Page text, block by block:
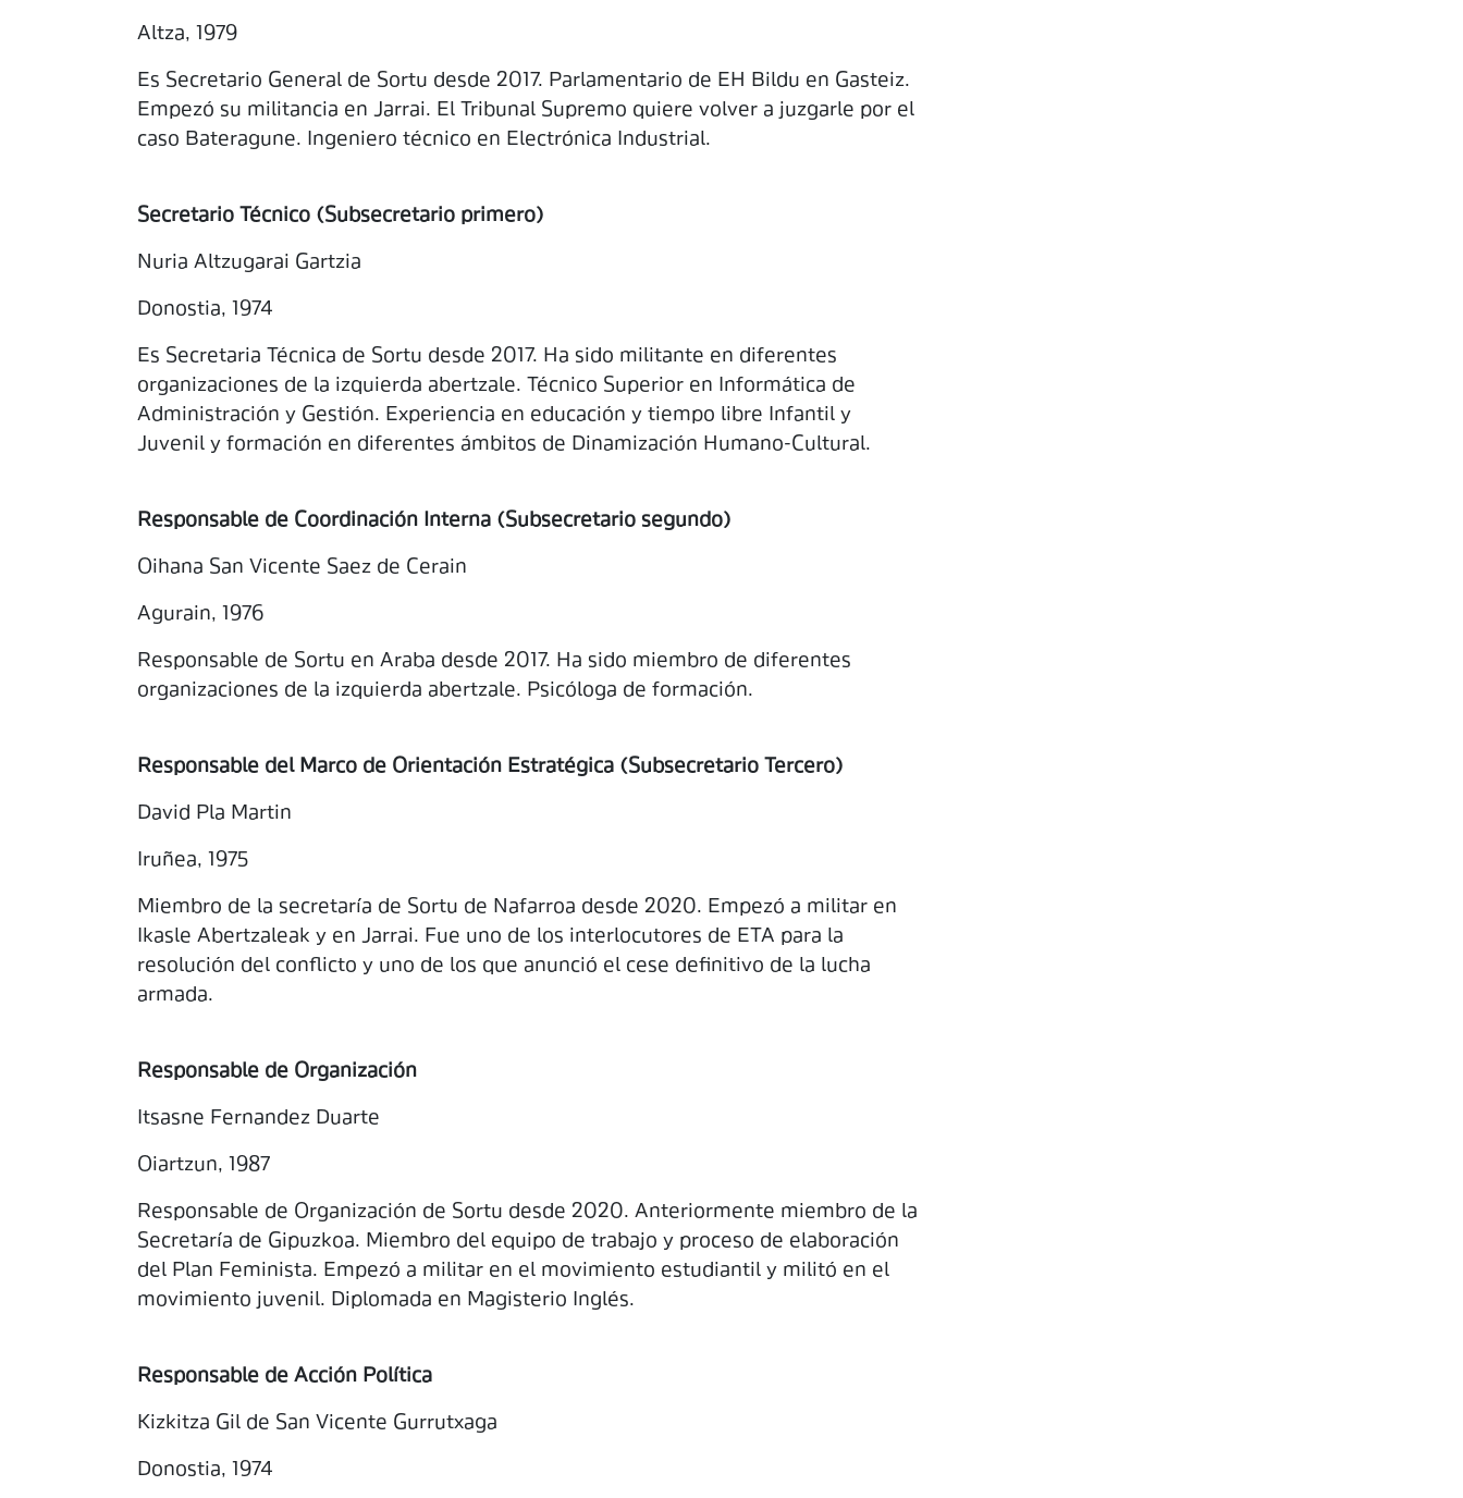
Altza, 1979
Es Secretario General de Sortu desde 2017. Parlamentario de EH Bildu en Gasteiz.
Empezó su militancia en Jarrai. El Tribunal Supremo quiere volver a juzgarle por el
caso Bateragune. Ingeniero técnico en Electrónica Industrial.
Secretario Técnico (Subsecretario primero)
Nuria Altzugarai Gartzia
Donostia, 1974
Es Secretaria Técnica de Sortu desde 2017. Ha sido militante en diferentes
organizaciones de la izquierda abertzale. Técnico Superior en Informática de
Administración y Gestión. Experiencia en educación y tiempo libre Infantil y
Juvenil y formación en diferentes ámbitos de Dinamización Humano-Cultural.
Responsable de Coordinación Interna (Subsecretario segundo)
Oihana San Vicente Saez de Cerain
Agurain, 1976
Responsable de Sortu en Araba desde 2017. Ha sido miembro de diferentes
organizaciones de la izquierda abertzale. Psicóloga de formación.
Responsable del Marco de Orientación Estratégica (Subsecretario Tercero)
David Pla Martin
Iruñea, 1975
Miembro de la secretaría de Sortu de Nafarroa desde 2020. Empezó a militar en
Ikasle Abertzaleak y en Jarrai. Fue uno de los interlocutores de ETA para la
resolución del conflicto y uno de los que anunció el cese definitivo de la lucha
armada.
Responsable de Organización
Itsasne Fernandez Duarte
Oiartzun, 1987
Responsable de Organización de Sortu desde 2020. Anteriormente miembro de la
Secretaría de Gipuzkoa. Miembro del equipo de trabajo y proceso de elaboración
del Plan Feminista. Empezó a militar en el movimiento estudiantil y militó en el
movimiento juvenil. Diplomada en Magisterio Inglés.
Responsable de Acción Política
Kizkitza Gil de San Vicente Gurrutxaga
Donostia, 1974